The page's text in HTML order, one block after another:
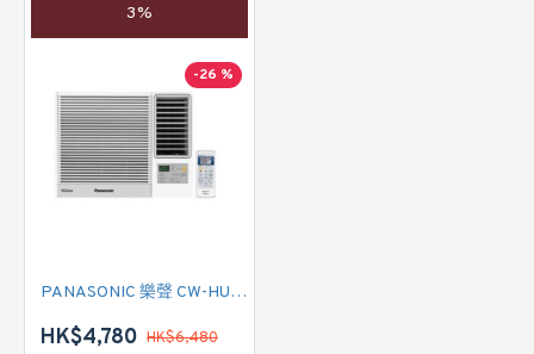
3%
-26 %
PANASONIC 樂聲 CW-HU70AA 3/4匹 Wi-Fi 變頻式淨冷窗口式冷氣機 (附遙控)
HK$4,780 HK$6,480